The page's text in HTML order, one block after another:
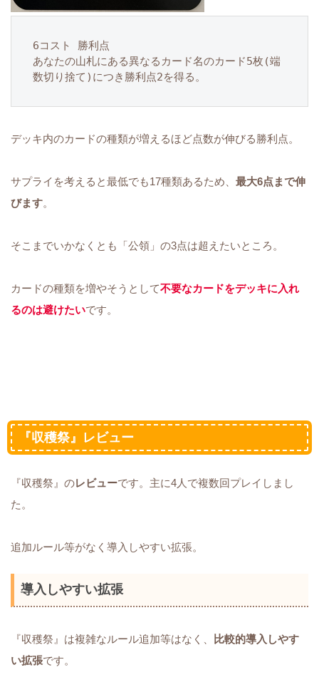
6コスト 勝利点
あなたの山札にある異なるカード名のカード5枚(端
数切り捨て)につき勝利点2を得る。
デッキ内のカードの種類が増えるほど点数が伸びる勝利点。
サプライを考えると最低でも17種類あるため、 最大6点まで伸
びます。
そこまでいかなくとも「公領」の3点は超えたいところ。
カードの種類を増やそうとして不要なカードをデッキに入れ
るのは避けたいです。
『収穫祭』レビュー
『収穫祭』のレビューです。主に4人で複数回プレイしまし
た。
追加ルール等がなく導入しやすい拡張。
導入しやすい拡張
『収穫祭』は複雑なルール追加等はなく、
比較的導入しやす
い拡張です。